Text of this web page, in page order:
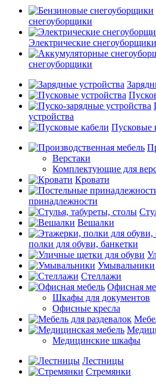
снегоуборщики
Электрические
снегоуборщики
устройства
Пусковые
Верстаки
Комплектующие для
Кровати
принадлежности
Вешалки
полки для обуви, банкетки
Умывальники
Стеллажи
Офисная
Шкафы для документов
Офисные кресла
Медицинские шкафы
Лестницы
Стремянки